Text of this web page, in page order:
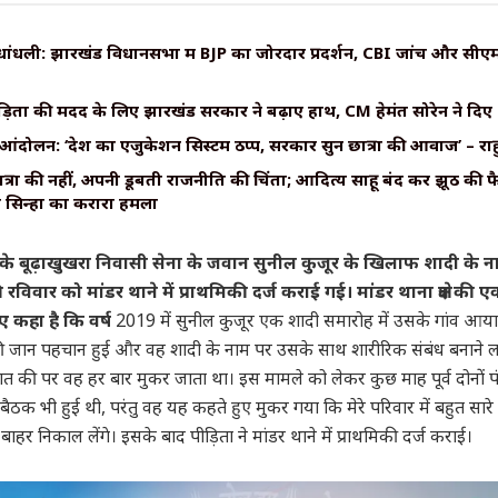
झारखंड विधानसभा में BJP का जोरदार प्रदर्शन, CBI जांच और
की मदद के लिए झारखंड सरकार ने बढ़ाए हाथ, CM हेमंत सोरेन ने दिए
‘देश का एजुकेशन सिस्टम ठप्प, सरकारें सुनें छात्रों की आवाज’ –
की नहीं, अपनी डूबती राजनीति की चिंता; आदित्य साहू बंद करें झूठ की
का करारा हमला
के बूढ़ाखुखरा निवासी सेना के जवान सुनील कुजूर के खिलाफ शादी के
को मांडर थाने में प्राथमिकी दर्ज कराई गई। मांडर थाना क्षेत्र की
कहा है कि वर्ष 2019 में सुनील कुजूर एक शादी समारोह में उसके गांव आया
जान पहचान हुई और वह शादी के नाम पर उसके साथ शारीरिक संबंध बनाने
की पर वह हर बार मुकर जाता था। इस मामले को लेकर कुछ माह पूर्व दोनों
बैठक भी हुई थी, परंतु वह यह कहते हुए मुकर गया कि मेरे परिवार में बहुत
निकाल लेंगे। इसके बाद पीड़िता ने मांडर थाने में प्राथमिकी दर्ज कराई।